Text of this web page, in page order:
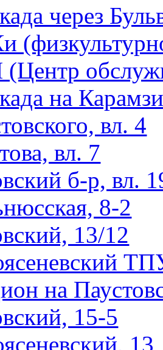
через
на
вл. 4
вл. 7
б-р, вл.
8-2
13/12
на
15-5
13